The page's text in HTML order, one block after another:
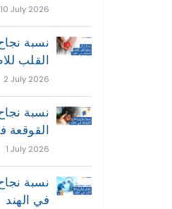
10 July 2026
نسبة
القلب
2 July 2026
نسبة
القوقعة
1 July 2026
نسبة
في الهند